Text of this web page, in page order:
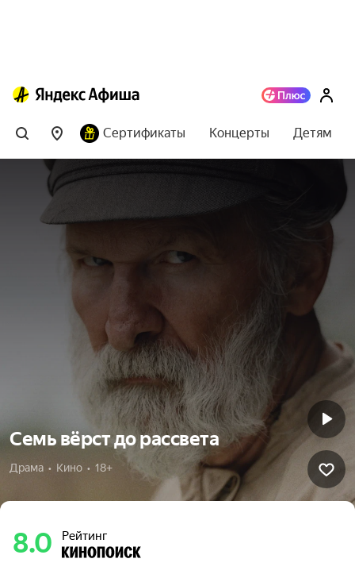
Сертификаты Концерты Детям
Семь вёрст до рассвета
Драма  •  Кино  •  18+
8.0 Рейтинг